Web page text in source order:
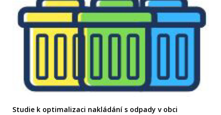
Studie k optimalizaci nakládání s odpady v obci